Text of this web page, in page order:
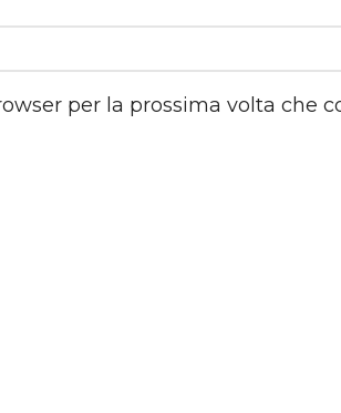
per la prossima volta che